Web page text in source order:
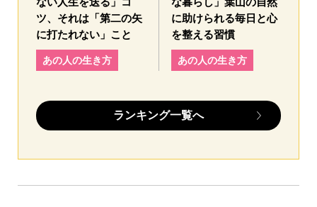
ツ、それは「第二の矢
に打たれない」こと
あの人の生き方
に助けられる毎日と心
を整える習慣
あの人の生き方
ランキング一覧へ